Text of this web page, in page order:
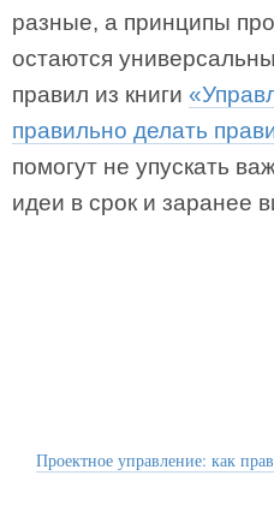
разные, а принципы
остаются
правил из книги
правильно делать
помогут не упускать
идеи в срок и заранее
Проектное управление: как